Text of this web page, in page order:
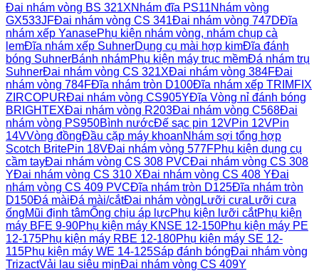
Đai nhám vòng BS 321XNhám đĩa PS11Nhám vòng
GX533JFĐai nhám vòng CS 341Đai nhám vòng 747DĐĩa
nhám xếp YanasePhụ kiện nhám vòng, nhám chụp cà
lemĐĩa nhám xếp SuhnerDụng cụ mài hợp kimĐĩa đánh
bóng SuhnerBánh nhámPhụ kiện máy trục mềmĐá nhám trụ
SuhnerĐai nhám vòng CS 321XĐai nhám vòng 384FĐai
nhám vòng 784FĐĩa nhám tròn D100Đĩa nhám xếp TRIMFIX
ZIRCOPURĐai nhám vòng CS905YĐĩa Vòng nỉ đánh bóng
BRIGHTEXĐai nhám vòng R203Đai nhám vòng C568Đai
nhám vòng PS950Bình nướcĐế sạc pin 12VPin 12VPin
14VVòng đồngĐầu cặp máy khoanNhám sợi tổng hợp
Scotch BritePin 18VĐai nhám vòng 577FPhụ kiện dụng cụ
cầm tayĐai nhám vòng CS 308 PVCĐai nhám vòng CS 308
YĐai nhám vòng CS 310 XĐai nhám vòng CS 408 YĐai
nhám vòng CS 409 PVCĐĩa nhám tròn D125Đĩa nhám tròn
D150Đá màiĐá mài/cắtĐai nhám vòng Lưỡi cưa Lưỡi cưa
ốngMũi định tâmỐng chịu áp lựcPhụ kiện lưỡi cắtPhụ kiện
máy BFE 9-90Phụ kiện máy KNSE 12-150Phụ kiện máy PE
12-175Phụ kiện máy RBE 12-180Phụ kiện máy SE 12-
115Phụ kiện máy WE 14-125Sáp đánh bóngĐai nhám vòng
TrizactVải lau siêu mịnĐai nhám vòng CS 409Y